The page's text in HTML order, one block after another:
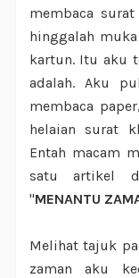
membaca
hinggalah
kartun. Itu aku
adalah. Aku
membaca
helaian surat
Entah macam
satu artikel
"MENANTU
Melihat tajuk
zaman aku